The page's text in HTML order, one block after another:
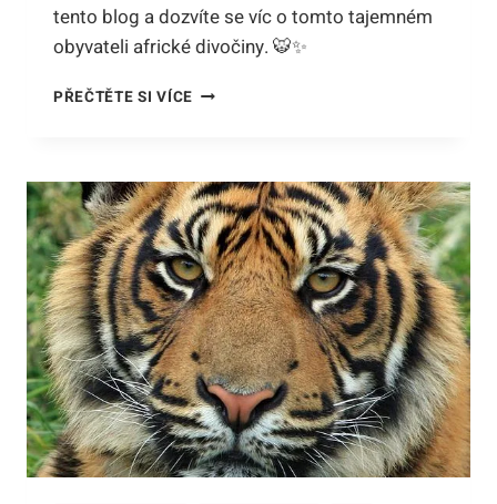
tento blog a dozvíte se víc o tomto tajemném
obyvateli africké divočiny. 🐯✨
PŘEČTĚTE SI VÍCETYGR
S
NEOBVYKLÝM
OBYVATELEM
AFRICKÝCH
LESŮ!